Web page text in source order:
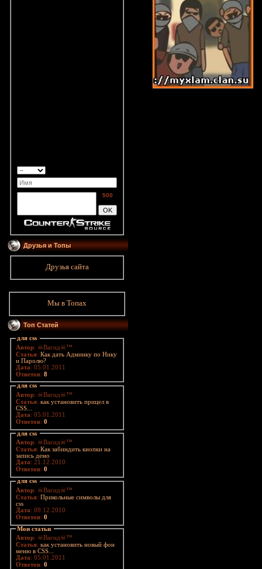
500
Друзья и Топы
Друзья сайта
Мы в Топах
Топ Статей
для css
Автор: ☠Вагид☠™
Статья: Как дать Админку по Нику
и Паролю?
Дата: 05.01.2011
Ответов: 8
для css
Автор: ☠Вагид☠™
Статья: как установить прицел в
CSS...
Дата: 05.01.2011
Ответов: 0
для css
Автор: ☠Вагид☠™
Статья: Как забиндить кнопки на
запись демо
Дата: 21.12.2010
Ответов: 0
для css
Автор: ☠Вагид☠™
Статья: Прикольные символы для
css
Дата: 09.12.2010
Ответов: 0
Мои статьи
Автор: ☠Вагид☠™
Статья: как установить новый фон
меню в CSS...
Дата: 05.01.2011
Ответов: 0